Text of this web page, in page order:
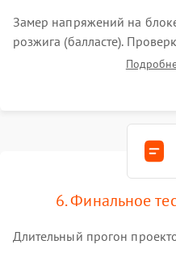
Замер напряжений на
розжига (балласте).
цветового колеса (DLP) или
6. Финальное
Длительный прогон